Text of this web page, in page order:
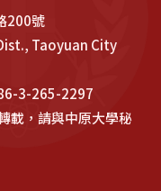
200號
Taoyuan City
3-265-2297
載，請與中原大學秘